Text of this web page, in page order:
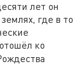
лет он
где в то
ко